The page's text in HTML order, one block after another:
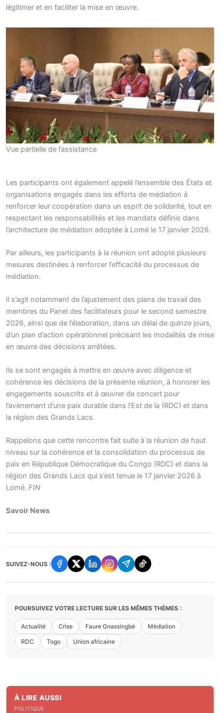
légitimer et en faciliter la mise en œuvre.
Vue partielle de l’assistance
Les participants ont également appelé l’ensemble des États et
organisations engagés dans les efforts de médiation à
renforcer leur coopération dans un esprit de solidarité, tout en
respectant les responsabilités et les mandats définis dans
l’architecture de médiation adoptée à Lomé le 17 janvier 2026.
Par ailleurs, les participants à la réunion ont adopté plusieurs
mesures destinées à renforcer l’efficacité du processus de
médiation.
Il s’agit notamment de l’ajustement des plans de travail des
membres du Panel des facilitateurs pour le second semestre
2026, ainsi que de l’élaboration, dans un délai de quinze jours,
d’un plan d’action opérationnel précisant les modalités de mise
en œuvre des décisions arrêtées.
Ils se sont engagés à mettre en œuvre avec diligence et
cohérence les décisions de la présente réunion, à honorer les
engagements souscrits et à œuvrer de concert pour
l’avènement d’une paix durable dans l’Est de la (RDC) et dans
la région des Grands Lacs.
Rappelons que cette rencontre fait suite à la réunion de haut
niveau sur la cohérence et la consolidation du processus de
paix en République Démocratique du Congo (RDC) et dans la
région des Grands Lacs qui s’est tenue le 17 janvier 2026 à
Lomé. FIN
Savoir News
SUIVEZ-NOUS :
POURSUIVEZ VOTRE LECTURE SUR LES MÊMES THÈMES :
Actualité Crise Faure Gnassingbé Médiation
RDC Togo Union africaine
À LIRE AUSSI
POLITIQUE